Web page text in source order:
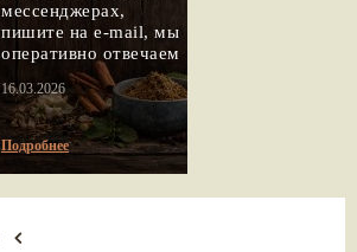
мессенджерах,
пишите на e-mail, мы
оперативно отвечаем
16.03.2026
Подробнее